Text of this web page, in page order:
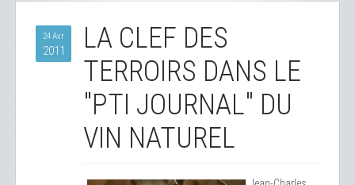
24 Avr
2011
LA CLEF DES
TERROIRS DANS LE
"PTI JOURNAL" DU
VIN NATUREL